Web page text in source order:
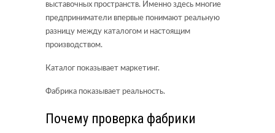
выставочных пространств. Именно здесь многие
предприниматели впервые понимают реальную
разницу между каталогом и настоящим
производством.
Каталог показывает маркетинг.
Фабрика показывает реальность.
Почему проверка фабрики